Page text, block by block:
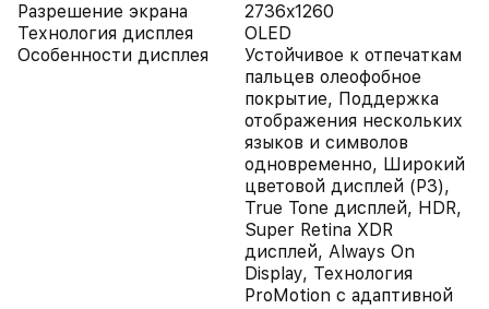
Разрешение экрана
2736x1260
Технология дисплея
OLED
Особенности дисплея
Устойчивое к отпечаткам
пальцев олеофобное
покрытие, Поддержка
отображения нескольких
языков и символов
одновременно, Широкий
цветовой дисплей (P3),
True Tone дисплей, HDR,
Super Retina XDR
дисплей, Always On
Display, Технология
ProMotion с адаптивной